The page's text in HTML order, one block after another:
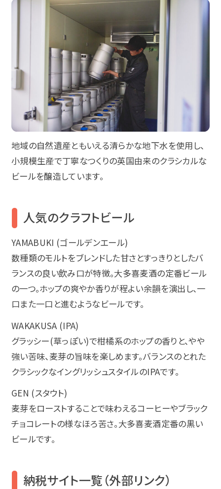
地域の自然遺産ともいえる清らかな地下水を使用し、
小規模生産で丁寧なつくりの英国由来のクラシカルな
ビールを醸造しています。
人気のクラフトビール
YAMABUKI (ゴールデンエール)
数種類のモルトをブレンドした甘さとすっきりとしたバ
ランスの良い飲み口が特徴。大多喜麦酒の定番ビール
の一つ。ホップの爽やか香りが程よい余韻を演出し、一
口また一口と進むようなビールです。
WAKAKUSA (IPA)
グラッシー(草っぽい)で柑橘系のホップの香りと、やや
強い苦味、麦芽の旨味を楽しめます。バランスのとれた
クラシックなイングリッシュスタイルのIPAです。
GEN (スタウト)
麦芽をローストすることで味わえるコーヒーやブラック
チョコレートの様なほろ苦さ。大多喜麦酒定番の黒い
ビールです。
納税サイト一覧（外部リンク）